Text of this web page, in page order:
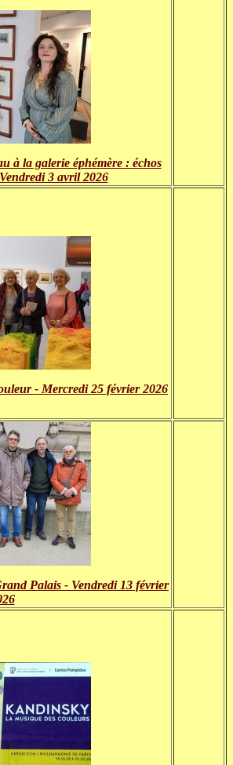
à la galerie éphémère : échos
3 avril 2026
- Mercredi 25 février 2026
Palais - Vendredi 13 février